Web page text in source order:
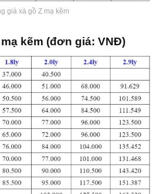
giá xà gồ Z mạ kẽm
kẽm (đơn giá: VNĐ)